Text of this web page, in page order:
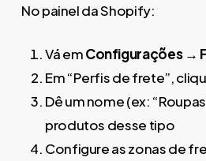
No painel da Shopify:
Vá emConfigurações →
Em “Perfis de frete”,
Dê um nome (ex:
produtos desse tipo
Configure as zonas de